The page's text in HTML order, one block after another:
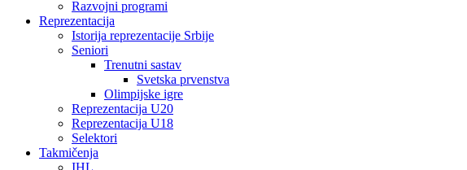
Razvojni programi
Reprezentacija
Istorija reprezentacije Srbije
Seniori
Trenutni sastav
Svetska prvenstva
Olimpijske igre
Reprezentacija U20
Reprezentacija U18
Selektori
Takmičenja
IHL